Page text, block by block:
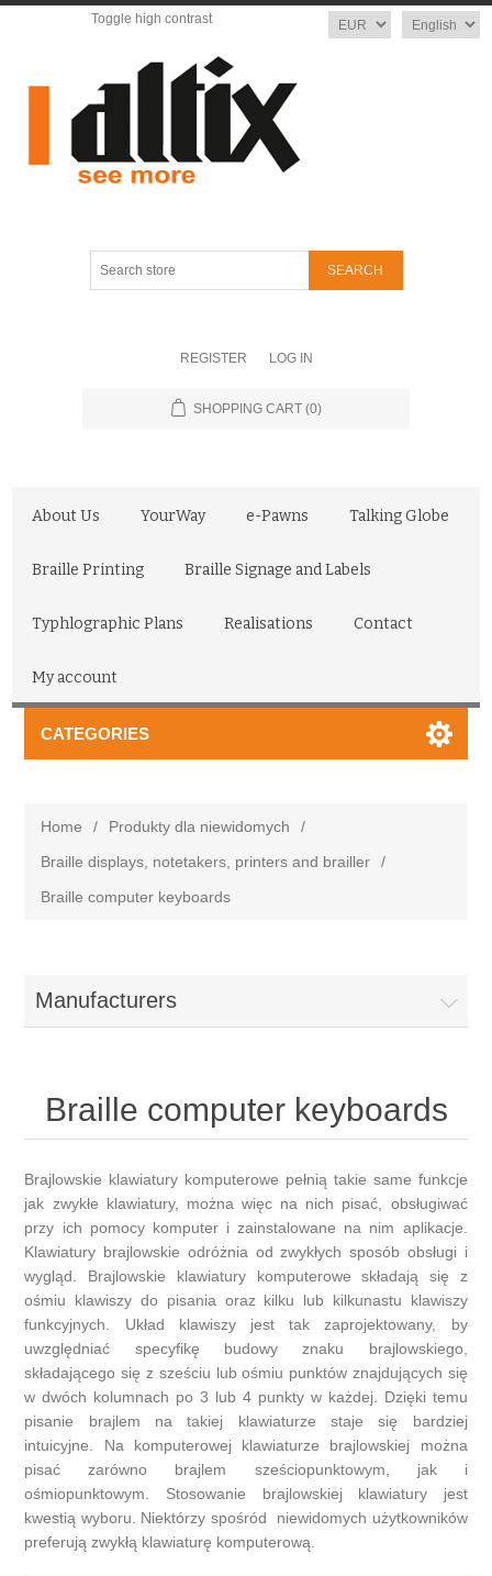
Language
Currency
Toggle high contrast
REGISTER LOG IN
SHOPPING CART (0)
About Us YourWay e-Pawns Talking Globe
Braille Printing Braille Signage and Labels
Typhlographic Plans Realisations Contact
My account
CATEGORIES
Home / Produkty dla niewidomych
/
Braille displays, notetakers, printers and brailler
/
Braille computer keyboards
Manufacturers
Braille computer keyboards
Brajlowskie klawiatury komputerowe pełnią takie same funkcje
jak zwykłe klawiatury, można więc na nich pisać, obsługiwać
przy ich pomocy komputer i zainstalowane na nim aplikacje.
Klawiatury brajlowskie odróżnia od zwykłych sposób obsługi i
wygląd. Brajlowskie klawiatury komputerowe składają się z
ośmiu klawiszy do pisania oraz kilku lub kilkunastu klawiszy
funkcyjnych. Układ klawiszy jest tak zaprojektowany, by
uwzględniać specyfikę budowy znaku brajlowskiego,
składającego się z sześciu lub ośmiu punktów znajdujących się
w dwóch kolumnach po 3 lub 4 punkty w każdej. Dzięki temu
pisanie brajlem na takiej klawiaturze staje się bardziej
intuicyjne. Na komputerowej klawiaturze brajlowskiej można
pisać zarówno brajlem sześciopunktowym, jak i
ośmiopunktowym. Stosowanie brajlowskiej klawiatury jest
kwestią wyboru. Niektórzy spośród niewidomych użytkowników
preferują zwykłą klawiaturę komputerową.